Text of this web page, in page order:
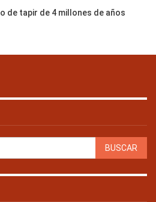
de tapir de 4 millones de años